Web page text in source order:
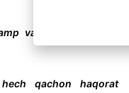
va Gitler o'rtasida
qachon haqorat